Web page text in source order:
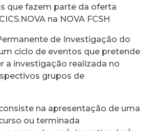
que fazem parte da oferta
na NOVA FCSH
de Investigação do
um ciclo de eventos que pretende
a investigação realizada no
grupos de
na apresentação de uma
ou terminada